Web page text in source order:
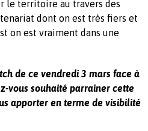
le territoire au travers des
dont on est très fiers et
on est vraiment dans une
de ce vendredi 3 mars face à
vous souhaité parrainer cette
apporter en terme de visibilité